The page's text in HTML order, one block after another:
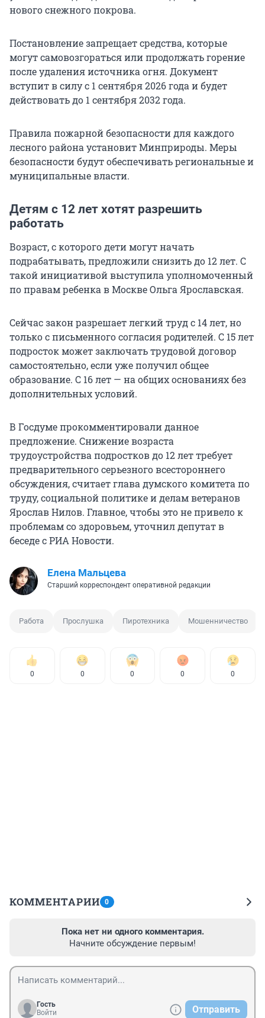
нового снежного покрова.
Постановление запрещает средства, которые
могут самовозгораться или продолжать горение
после удаления источника огня. Документ
вступит в силу с 1 сентября 2026 года и будет
действовать до 1 сентября 2032 года.
Правила пожарной безопасности для каждого
лесного района установит Минприроды. Меры
безопасности будут обеспечивать региональные и
муниципальные власти.
Детям с 12 лет хотят разрешить
работать
Возраст, с которого дети могут начать
подрабатывать, предложили снизить до 12 лет. С
такой инициативой выступила уполномоченный
по правам ребенка в Москве Ольга Ярославская.
Сейчас закон разрешает легкий труд с 14 лет, но
только с письменного согласия родителей. С 15 лет
подросток может заключать трудовой договор
самостоятельно, если уже получил общее
образование. С 16 лет — на общих основаниях без
дополнительных условий.
В Госдуме прокомментировали данное
предложение. Снижение возраста
трудоустройства подростков до 12 лет требует
предварительного серьезного всестороннего
обсуждения, считает глава думского комитета по
труду, социальной политике и делам ветеранов
Ярослав Нилов. Главное, чтобы это не привело к
проблемам со здоровьем, уточнил депутат в
беседе с РИА Новости.
Елена Мальцева
Старший корреспондент оперативной редакции
Работа Прослушка Пиротехника Мошенничество
0 0 0 0 0
КОММЕНТАРИИ 0
Пока нет ни одного комментария.
Начните обсуждение первым!
Гость
Войти
Отправить